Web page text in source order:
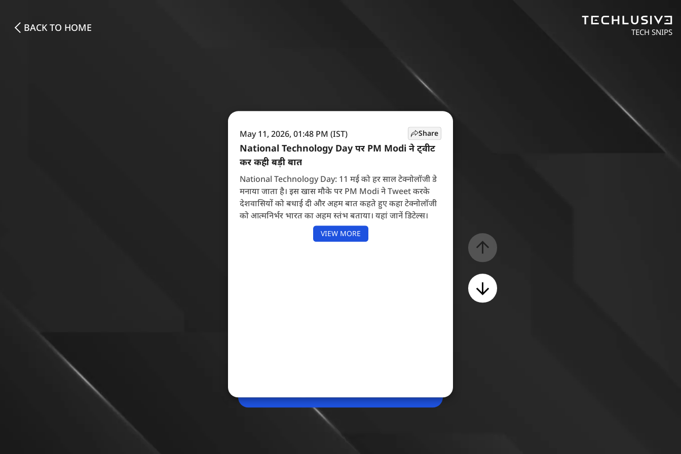
BACK TO HOME TECH SNIPS
May 11, 2026, 01:48 PM (IST)
National Technology Day पर PM Modi ने ट्वीट
कर कही बड़ी बात
National Technology Day: 11 मई को हर साल टेक्नोलॉजी डे
मनाया जाता है। इस खास मौके पर PM Modi ने Tweet करके
देशवासियों को बधाई दी और अहम बात कहते हुए कहा टेक्नोलॉजी
को आत्मनिर्भर भारत का अहम स्तंभ बताया। यहां जानें डिटेल्स।
VIEW MORE
Share
May 11, 2026, 12:09 PM (IST)
भारत ने बना ली सुपरफास्ट हाइपरसोनिक मिसाइल